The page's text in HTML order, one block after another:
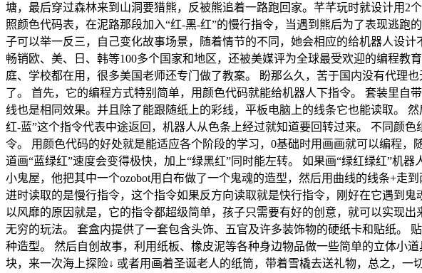
塘，最后穿过森林来到山洞要猎熊，反被熊追着一路跑回家。芊芊玩时就设计用
照颜色代码表，在泥路那段加入“红-黑-红”的慢行指令，当遇到熊后为了表现逃
子可以举一反三，自己变化故事场景，随着情节的不同，她会相应的给机器人设
畅销欧、美、日、韩等100多个国家和地区，还被美媒评为全球最受欢迎的编程
庭、学校都在用，很多美国老师还专门做了教案。 盼那么久，苦于国内没有代理
了。 首先，它的编程方式特别简单，用颜色代码就能给机器人下指令。 套装里自
线也是相同效果。并且除了能跟随纸上的彩线，平板电脑上的线条它也能读取。
红-蓝”这个指令代表中途返回，机器人从色条上经过就知道要回转过来。 不同颜
令。 用颜色代码的好处就是能适应各个阶段的学习，0基础时用画画就可以编程
道画“蓝绿红”速度会变得极快，加上“绿黑红”同时能左转。 如果画“绿红绿红”机
小鬼屋，他把其中一个ozobot用白布做了一个鬼魂的造型，然后用曲线的线条+走
进时读取的是慢行指令，这个指令如果反方向读取就是快行指令，刚好在它遇到
以风靡的原因就是，它的指令都超级简单，孩子只需要有好的创意，就可以实现
无穷的玩法。 套盒内提供了一套包含头饰、五官及许多装饰物的硬纸卡和贴纸。
种造型。 然后自创故事，利用纸板、橡皮泥等各种身边物品做一些简单的立体小
块，来一次海上探险↓ 或者用画着圣诞老人的纸筒，带着雪橇去送礼物，总之，